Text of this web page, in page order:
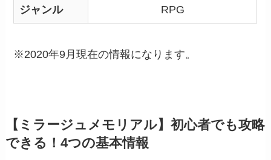
ジャンル RPG
※2020年9月現在の情報になります。
【ミラージュメモリアル】初心者でも攻略
できる！4つの基本情報